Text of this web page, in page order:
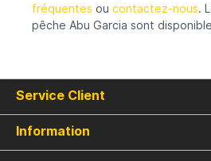
fréquentes ou contactez-nous.
pêche Abu Garcia sont
Service Client
Information